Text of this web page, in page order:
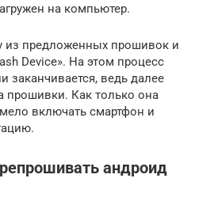
на компьютер.
из предложенных прошивок и
Device». На этом процесс
заканчивается, ведь далее
прошивки. Как только она
включать смартфон и
андроид